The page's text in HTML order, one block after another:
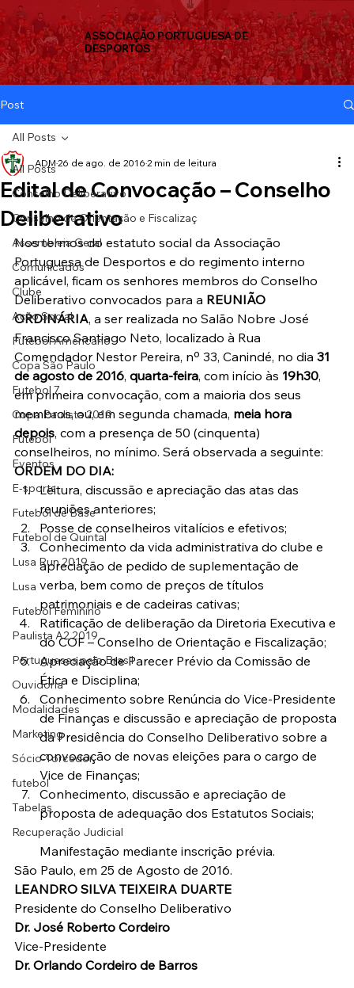
ASSOCIAÇÃO PORTUGUESA DE
DESPORTOS
Post
All Posts
Conselho Deliberativo
Conselho de Orientação e Fiscalizaç
Assembleia Geral
Comunicados
Clube
Ação Social
Futebol Americano
Copa São Paulo
Futebol 7
Copa Paulista 2019
Futebol
Eventos
E-sports
Futebol de Base
Futebol de Quintal
Lusa Run 2019
Lusa
Futebol Feminino
Paulista A2 2019
Portuguesas pelo Brasil
Ouvidoria
Modalidades
Marketing
Sócio-Torcedor
futebol
Tabelas
Recuperação Judicial
All Posts
Edital de Convocação – Conselho
Deliberativo
ADM 26 de ago. de 2016 2 min de leitura
Nos termos do estatuto social da Associação
Portuguesa de Desportos e do regimento interno
aplicável, ficam os senhores membros do Conselho
Deliberativo convocados para a REUNIÃO
ORDINÁRIA, a ser realizada no Salão Nobre José
Francisco Santiago Neto, localizado à Rua
Comendador Nestor Pereira, nº 33, Canindé, no dia 31
de agosto de 2016, quarta-feira, com início às 19h30,
em primeira convocação, com a maioria dos seus
membros, ou, em segunda chamada, meia hora
depois, com a presença de 50 (cinquenta)
conselheiros, no mínimo. Será observada a seguinte:
ORDEM DO DIA:
Leitura, discussão e apreciação das atas das
reuniões anteriores;
Posse de conselheiros vitalícios e efetivos;
Conhecimento da vida administrativa do clube e
apreciação de pedido de suplementação de
verba, bem como de preços de títulos
patrimoniais e de cadeiras cativas;
Ratificação de deliberação da Diretoria Executiva e
do COF – Conselho de Orientação e Fiscalização;
Apreciação de Parecer Prévio da Comissão de
Ética e Disciplina;
Conhecimento sobre Renúncia do Vice-Presidente
de Finanças e discussão e apreciação de proposta
da Presidência do Conselho Deliberativo sobre a
convocação de novas eleições para o cargo de
Vice de Finanças;
Conhecimento, discussão e apreciação de
proposta de adequação dos Estatutos Sociais;
Manifestação mediante inscrição prévia.
São Paulo, em 25 de Agosto de 2016.
LEANDRO SILVA TEIXEIRA DUARTE
Presidente do Conselho Deliberativo
Dr. José Roberto Cordeiro
Vice-Presidente
Dr. Orlando Cordeiro de Barros